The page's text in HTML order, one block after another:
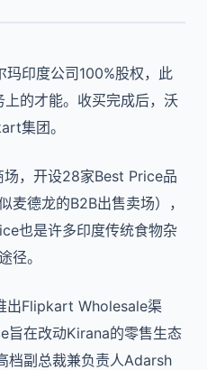
印度公司100%股权，此
的才能。收买完成后，沃
集团。
，开设28家Best Price品
麦德龙的B2B出售卖场），
也是许多印度传统食物杂
径。
出Flipkart Wholesale渠
旨在改动Kirana的零售生态
档副总裁兼负责人Adarsh